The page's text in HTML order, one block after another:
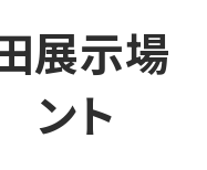
展示場
ント